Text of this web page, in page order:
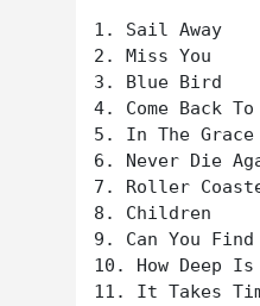
1. Sail Away
2. Miss You
3. Blue Bird
4. Come Back To
5. In The Grace
6. Never Die
7. Roller
8. Children
9. Can You Find
10. How Deep